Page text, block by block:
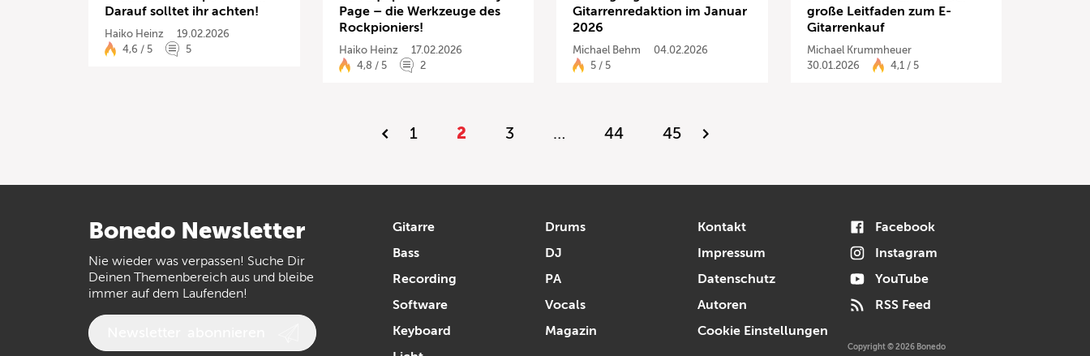
Darauf solltet ihr achten!
Haiko Heinz
19.02.2026
4,6 / 5
5
Page – die Werkzeuge des
Rockpioniers!
Haiko Heinz
17.02.2026
4,8 / 5
2
Gitarrenredaktion im Januar
2026
Michael Behm
04.02.2026
5 / 5
große Leitfaden zum E-
Gitarrenkauf
Michael Krummheuer
30.01.2026
4,1 / 5
1 2 3 … 44 45
Bonedo Newsletter
Nie wieder was verpassen! Suche Dir
Deinen Themenbereich aus und bleibe
immer auf dem Laufenden!
Gitarre
Bass
Recording
Software
Keyboard
Drums
DJ
PA
Vocals
Magazin
Kontakt
Impressum
Datenschutz
Autoren
Cookie Einstellungen
Facebook
Instagram
YouTube
RSS Feed
Copyright © 2026 Bonedo